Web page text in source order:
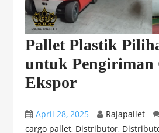
Pallet Plastik
untuk Pengiriman
Ekspor
April 28, 2025 Rajapallet
cargo pallet, Distributor,